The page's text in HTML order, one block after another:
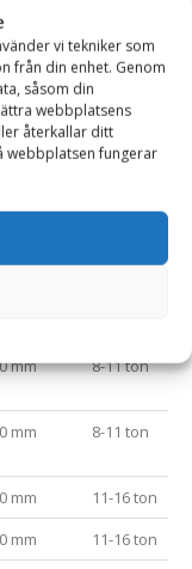
vi tekniker som
från din enhet. Genom
såsom din
webbplatsens
återkallar ditt
webbplatsen fungerar
mm 6-8 ton
mm 6-8 ton
mm 6-8 ton
mm
mm 8-11 ton
mm 8-11 ton
mm
11-16 ton
mm
11-16 ton